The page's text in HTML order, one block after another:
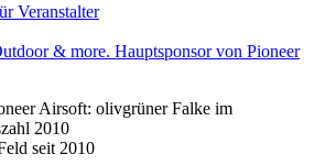
Veranstalter
seit 2010